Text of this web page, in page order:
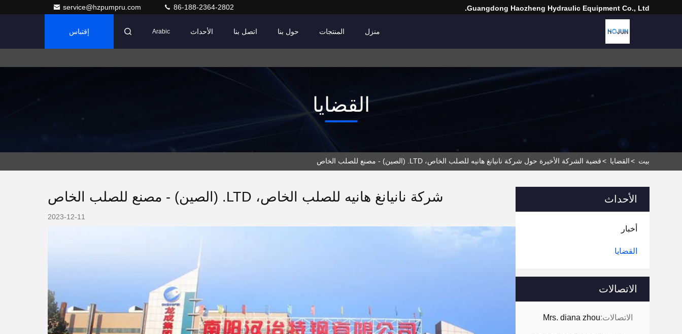
Guangdong Haozheng Hydraulic Equipment Co., Ltd.
service@hzpumpru.com 86-188-2364-2802
منزل المنتجات حول بنا اتصل بنا الأحداث Arabic إقتباس
القضايا
بيت >القضايا >قضية الشركة الأخيرة حول شركة نانيانغ هانيه للصلب الخاص، LTD. (الصين) - مصنع للصلب الخاص
الأحداث
أخبار
القضايا
الاتصالات
الاتصالات:Mrs. diana zhou
شركة نانيانغ هانيه للصلب الخاص، LTD. (الصين) - مصنع للصلب الخاص
2023-12-11